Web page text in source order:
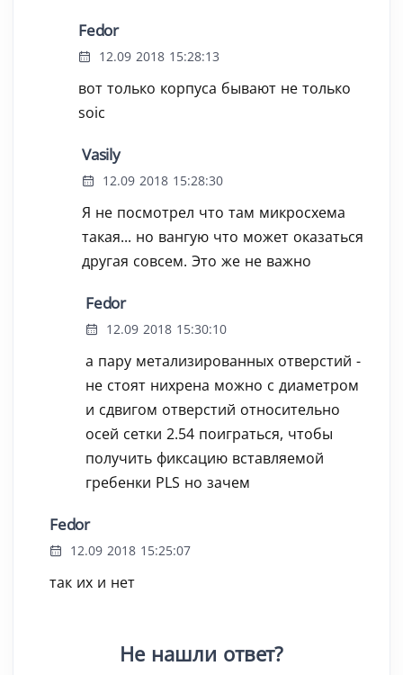
Fedor
12.09 2018 15:28:13
вот только корпуса бывают не только
soic
Vasily
12.09 2018 15:28:30
Я не посмотрел что там микросхема
такая... но вангую что может оказаться
другая совсем. Это же не важно
Fedor
12.09 2018 15:30:10
а пару метализированных отверстий -
не стоят нихрена можно с диаметром
и сдвигом отверстий относительно
осей сетки 2.54 поиграться, чтобы
получить фиксацию вставляемой
гребенки PLS но зачем
Fedor
12.09 2018 15:25:07
так их и нет
Не нашли ответ?